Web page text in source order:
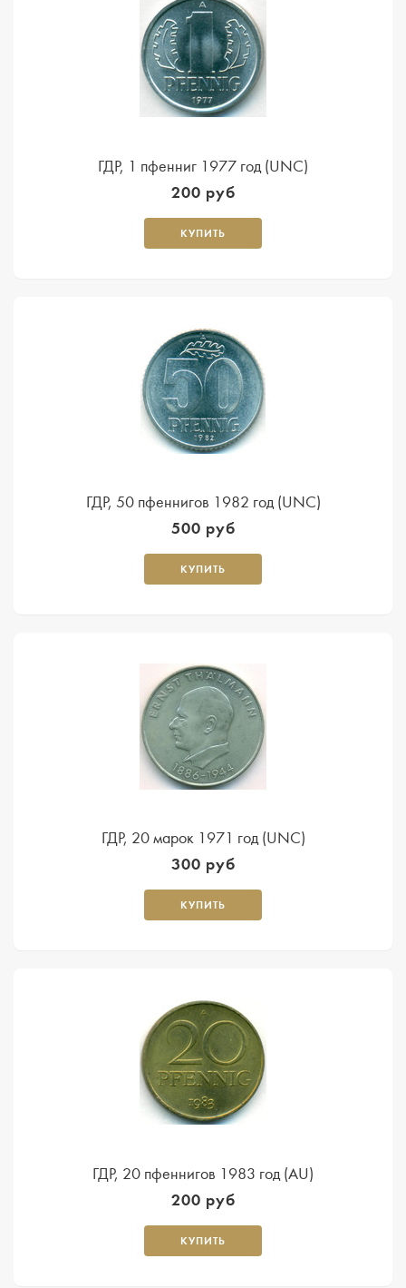
ГДР, 1 пфенниг 1977 год (UNC)
200 руб
КУПИТЬ
ГДР, 50 пфеннигов 1982 год (UNC)
500 руб
КУПИТЬ
ГДР, 20 марок 1971 год (UNC)
300 руб
КУПИТЬ
ГДР, 20 пфеннигов 1983 год (AU)
200 руб
КУПИТЬ